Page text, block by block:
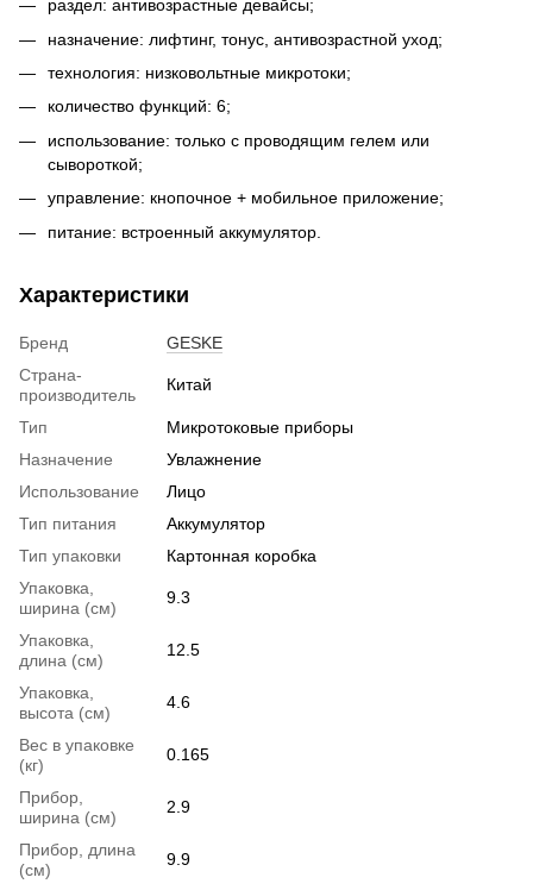
раздел: антивозрастные девайсы;
назначение: лифтинг, тонус, антивозрастной уход;
технология: низковольтные микротоки;
количество функций: 6;
использование: только с проводящим гелем или
сывороткой;
управление: кнопочное + мобильное приложение;
питание: встроенный аккумулятор.
Характеристики
Бренд
GESKE
Страна-
производитель
Китай
Тип
Микротоковые приборы
Назначение
Увлажнение
Использование
Лицо
Тип питания
Аккумулятор
Тип упаковки
Картонная коробка
Упаковка,
ширина (см)
9.3
Упаковка,
длина (см)
12.5
Упаковка,
высота (см)
4.6
Вес в упаковке
(кг)
0.165
Прибор,
ширина (см)
2.9
Прибор, длина
(см)
9.9